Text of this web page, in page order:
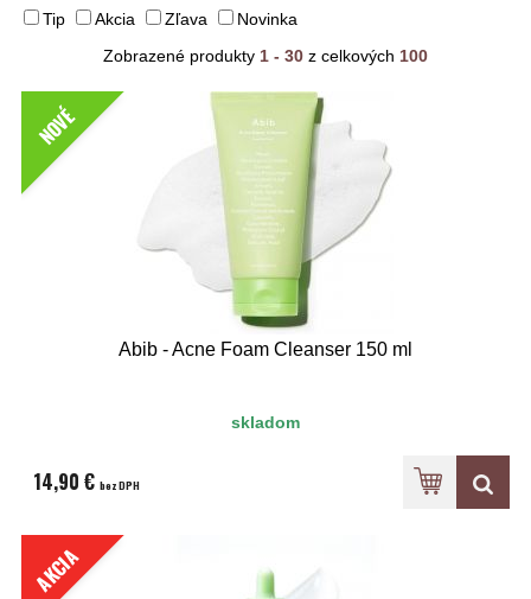
Tip Akcia Zľava
Novinka
Zobrazené produkty 1 - 30 z celkových 100
NOVÉ
Abib - Acne Foam Cleanser 150 ml
skladom
14,90 € bez DPH
AKCIA